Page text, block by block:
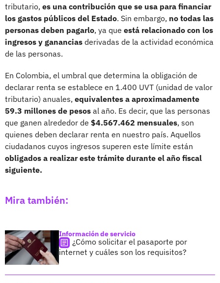
tributario, es una contribución que se usa para financiar
los gastos públicos del Estado. Sin embargo, no todas las
personas deben pagarlo, ya que está relacionado con los
ingresos y ganancias derivadas de la actividad económica
de las personas.
En Colombia, el umbral que determina la obligación de
declarar renta se establece en 1.400 UVT (unidad de valor
tributario) anuales, equivalentes a aproximadamente
59.3 millones de pesos al año. Es decir, que las personas
que ganen alrededor de $4.567.462 mensuales, son
quienes deben declarar renta en nuestro país. Aquellos
ciudadanos cuyos ingresos superen este límite están
obligados a realizar este trámite durante el año fiscal
siguiente.
Mira también:
Información de servicio
¿Cómo solicitar el pasaporte por
internet y cuáles son los requisitos?